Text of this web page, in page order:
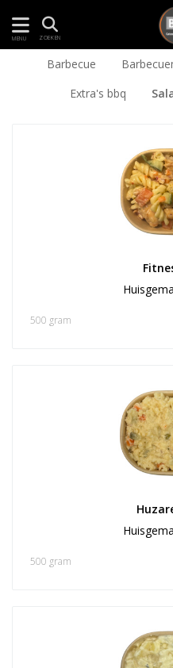
MENU ZOEKEN
Barbecue
Extra's bbq
500 gram
500 gram